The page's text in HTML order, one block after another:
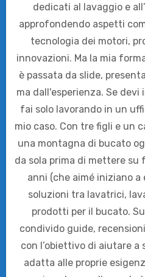
dedicati al lavaggio e
approfondendo aspetti
tecnologia dei motori,
innovazioni. Ma la mia
è passata da slide,
ma dall'esperienza. Se devi
fai solo lavorando in un
mio caso. Con tre figli e un
una montagna di bucato
da sola prima di mettere su
anni (che aimé iniziano
soluzioni tra lavatrici,
prodotti per il bucato.
condivido guide,
con l’obiettivo di aiutare a
adatta alle proprie